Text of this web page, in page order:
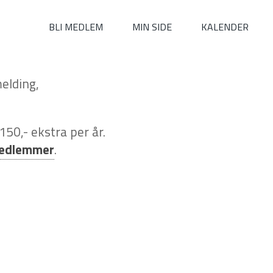
BLI MEDLEM MIN SIDE KALENDER
ekstra per år.
.